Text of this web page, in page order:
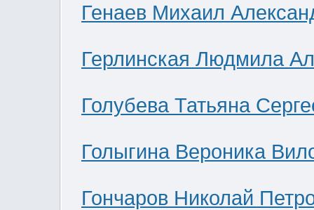
Генаев Михаил
Герлинская Людмила
Голубева Татьяна
Голыгина Вероника
Гончаров Николай